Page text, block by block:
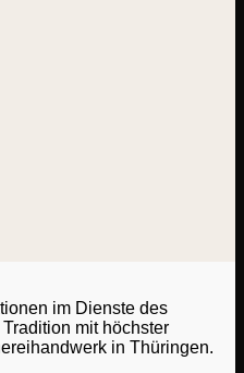
im Dienste des
mit höchster
in Thüringen.